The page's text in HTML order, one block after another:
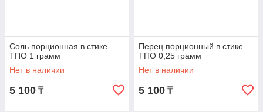
Соль порционная в стике
ТПО 1 грамм
Нет в наличии
5 100 ₸
Перец порционный в стике
ТПО 0,25 грамм
Нет в наличии
5 100 ₸